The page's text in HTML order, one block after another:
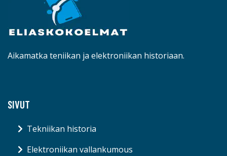
Aikamatka teniikan ja elektroniikan historiaan.
SIVUT
Tekniikan historia
Elektroniikan vallankumous